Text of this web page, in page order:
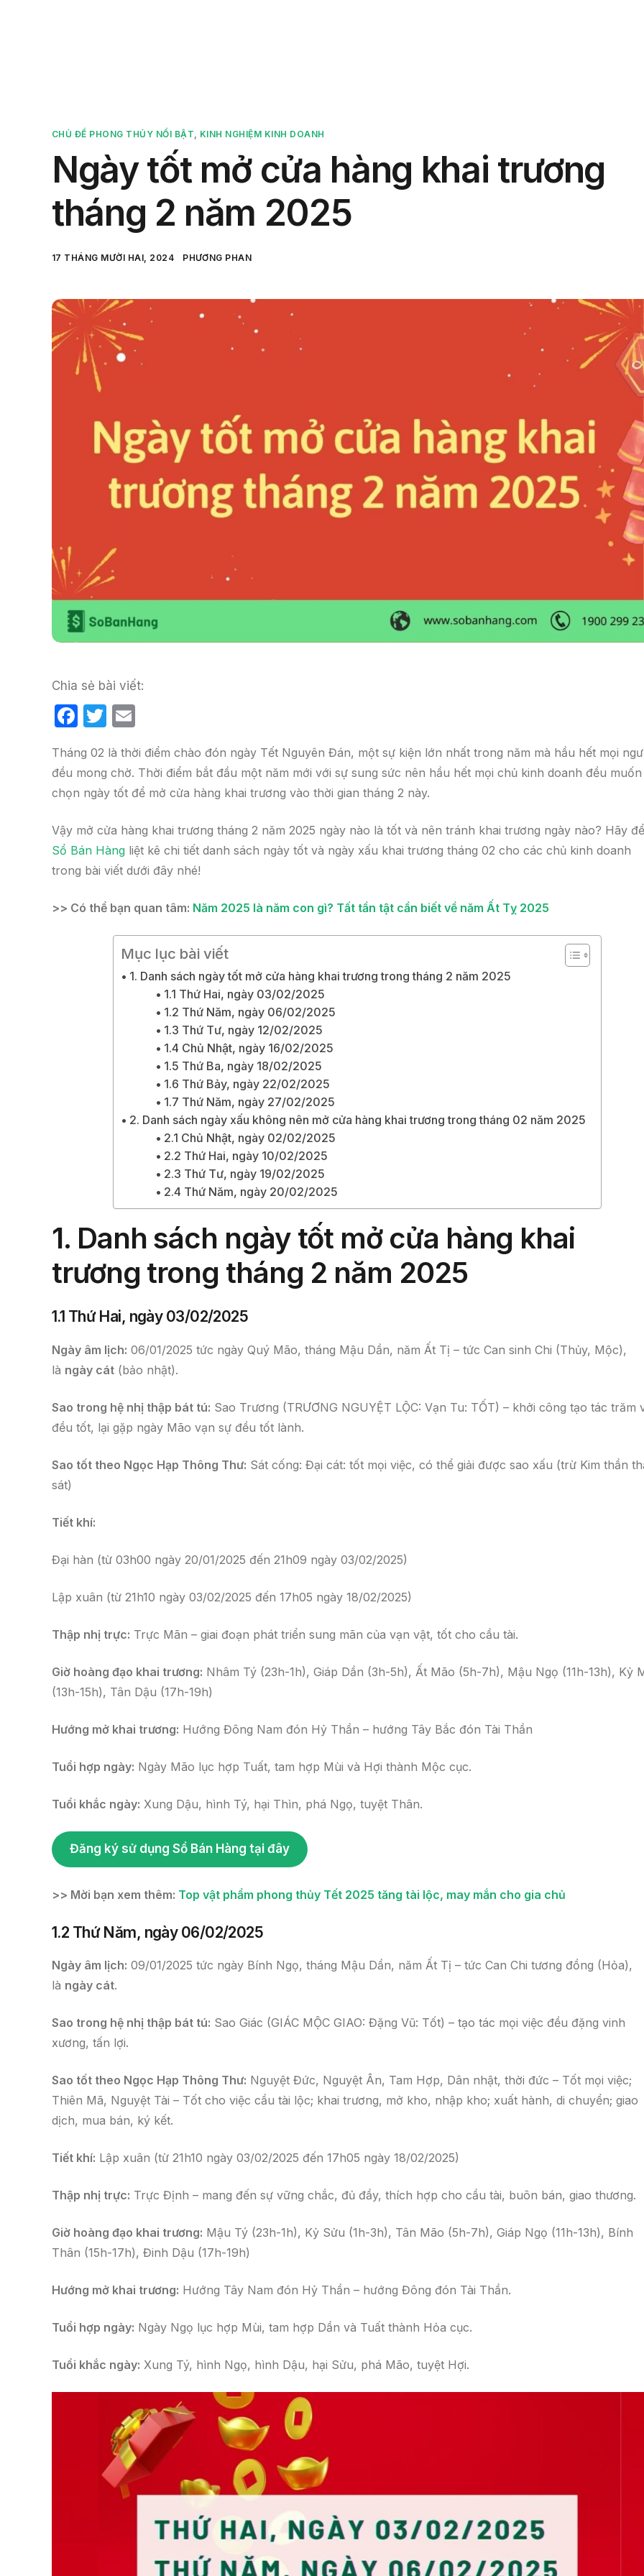
CHỦ ĐỀ PHONG THỦY NỔI BẬT, KINH NGHIỆM KINH DOANH
Ngày tốt mở cửa hàng khai trương
tháng 2 năm 2025
17 THÁNG MƯỜI HAI, 2024 PHƯƠNG PHAN
Chia sẻ bài viết:
F
c
e
o
o
k
T
itt
er
ail
Tháng 02 là thời điểm chào đón ngày Tết Nguyên Đán, một sự kiện lớn nhất trong năm mà hầu hết mọi
đều mong chờ. Thời điểm bắt đầu một năm mới với sự sung sức nên hầu hết mọi chủ kinh doanh đều muốn
chọn ngày tốt để mở cửa hàng khai trương vào thời gian tháng 2 này.
Vậy mở cửa hàng khai trương tháng 2 năm 2025 ngày nào là tốt và nên tránh khai trương ngày nào? Hãy để
Sổ Bán Hàng liệt kê chi tiết danh sách ngày tốt và ngày xấu khai trương tháng 02 cho các chủ kinh doanh
trong bài viết dưới đây nhé!
>> Có thể bạn quan tâm: Năm 2025 là năm con gì? Tất tần tật cần biết về năm Ất Tỵ 2025
Mục lục bài viết
1. Danh sách ngày tốt mở cửa hàng khai trương trong tháng 2 năm 2025
1.1 Thứ Hai, ngày 03/02/2025
1.2 Thứ Năm, ngày 06/02/2025
1.3 Thứ Tư, ngày 12/02/2025
1.4 Chủ Nhật, ngày 16/02/2025
1.5 Thứ Ba, ngày 18/02/2025
1.6 Thứ Bảy, ngày 22/02/2025
1.7 Thứ Năm, ngày 27/02/2025
2. Danh sách ngày xấu không nên mở cửa hàng khai trương trong tháng 02 năm 2025
2.1 Chủ Nhật, ngày 02/02/2025
2.2 Thứ Hai, ngày 10/02/2025
2.3 Thứ Tư, ngày 19/02/2025
2.4 Thứ Năm, ngày 20/02/2025
1. Danh sách ngày tốt mở cửa hàng khai
trương trong tháng 2 năm 2025
1.1 Thứ Hai, ngày 03/02/2025
Ngày âm lịch: 06/01/2025 tức ngày Quý Mão, tháng Mậu Dần, năm Ất Tị – tức Can sinh Chi (Thủy, Mộc),
là ngày cát (bảo nhật).
Sao trong hệ nhị thập bát tú: Sao Trương (TRƯƠNG NGUYỆT LỘC: Vạn Tu: TỐT) – khởi công tạo tác trăm
đều tốt, lại gặp ngày Mão vạn sự đều tốt lành.
Sao tốt theo Ngọc Hạp Thông Thư: Sát cống: Đại cát: tốt mọi việc, có thể giải được sao xấu (trừ Kim thần
sát)
Tiết khí:
Đại hàn (từ 03h00 ngày 20/01/2025 đến 21h09 ngày 03/02/2025)
Lập xuân (từ 21h10 ngày 03/02/2025 đến 17h05 ngày 18/02/2025)
Thập nhị trực: Trực Mãn – giai đoạn phát triển sung mãn của vạn vật, tốt cho cầu tài.
Giờ hoàng đạo khai trương: Nhâm Tý (23h-1h), Giáp Dần (3h-5h), Ất Mão (5h-7h), Mậu Ngọ (11h-13h), Kỷ
(13h-15h), Tân Dậu (17h-19h)
Hướng mở khai trương: Hướng Đông Nam đón Hỷ Thần – hướng Tây Bắc đón Tài Thần
Tuổi hợp ngày: Ngày Mão lục hợp Tuất, tam hợp Mùi và Hợi thành Mộc cục.
Tuổi khắc ngày: Xung Dậu, hình Tý, hại Thìn, phá Ngọ, tuyệt Thân.
Đăng ký sử dụng Sổ Bán Hàng tại đây
>> Mời bạn xem thêm: Top vật phẩm phong thủy Tết 2025 tăng tài lộc, may mắn cho gia chủ
1.2 Thứ Năm, ngày 06/02/2025
Ngày âm lịch: 09/01/2025 tức ngày Bính Ngọ, tháng Mậu Dần, năm Ất Tị – tức Can Chi tương đồng (Hỏa),
là ngày cát.
Sao trong hệ nhị thập bát tú: Sao Giác (GIÁC MỘC GIAO: Đặng Vũ: Tốt) – tạo tác mọi việc đều đặng vinh
xương, tấn lợi.
Sao tốt theo Ngọc Hạp Thông Thư: Nguyệt Đức, Nguyệt Ân, Tam Hợp, Dân nhật, thời đức – Tốt mọi việc;
Thiên Mã, Nguyệt Tài – Tốt cho việc cầu tài lộc; khai trương, mở kho, nhập kho; xuất hành, di chuyển; giao
dịch, mua bán, ký kết.
Tiết khí: Lập xuân (từ 21h10 ngày 03/02/2025 đến 17h05 ngày 18/02/2025)
Thập nhị trực: Trực Định – mang đến sự vững chắc, đủ đầy, thích hợp cho cầu tài, buôn bán, giao thương.
Giờ hoàng đạo khai trương: Mậu Tý (23h-1h), Kỷ Sửu (1h-3h), Tân Mão (5h-7h), Giáp Ngọ (11h-13h), Bính
Thân (15h-17h), Đinh Dậu (17h-19h)
Hướng mở khai trương: Hướng Tây Nam đón Hỷ Thần – hướng Đông đón Tài Thần.
Tuổi hợp ngày: Ngày Ngọ lục hợp Mùi, tam hợp Dần và Tuất thành Hỏa cục.
Tuổi khắc ngày: Xung Tý, hình Ngọ, hình Dậu, hại Sửu, phá Mão, tuyệt Hợi.